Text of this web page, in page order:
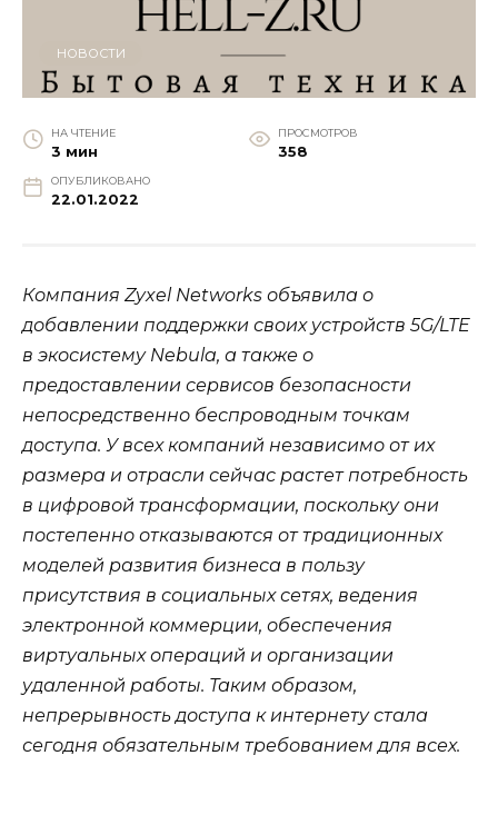
НОВОСТИ
НА ЧТЕНИЕ
3 мин
ПРОСМОТРОВ
358
ОПУБЛИКОВАНО
22.01.2022
Компания Zyxel Networks объявила о
добавлении поддержки своих устройств 5G/LTE
в экосистему Nebula, а также о
предоставлении сервисов безопасности
непосредственно беспроводным точкам
доступа. У всех компаний независимо от их
размера и отрасли сейчас растет потребность
в цифровой трансформации, поскольку они
постепенно отказываются от традиционных
моделей развития бизнеса в пользу
присутствия в социальных сетях, ведения
электронной коммерции, обеспечения
виртуальных операций и организации
удаленной работы. Таким образом,
непрерывность доступа к интернету стала
сегодня обязательным требованием для всех.